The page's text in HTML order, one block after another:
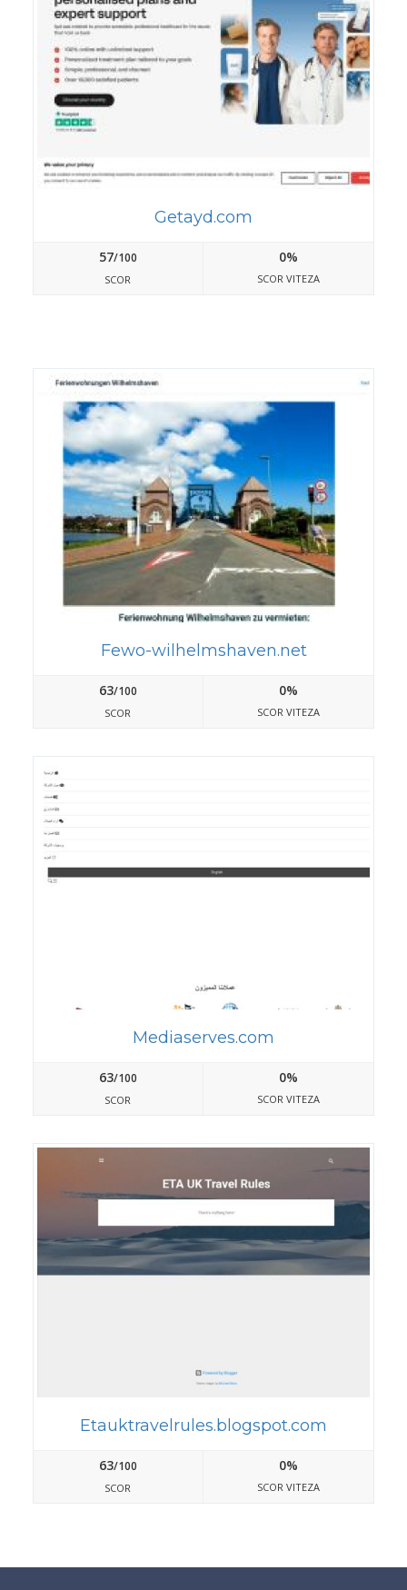
Getayd.com
57/100
SCOR
0%
SCOR VITEZA
Fewo-wilhelmshaven.net
63/100
SCOR
0%
SCOR VITEZA
Mediaserves.com
63/100
SCOR
0%
SCOR VITEZA
Etauktravelrules.blogspot.com
63/100
SCOR
0%
SCOR VITEZA